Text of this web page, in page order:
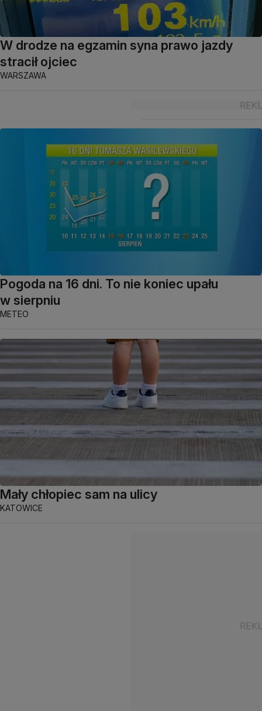
W drodze na egzamin syna prawo jazdy
stracił ojciec
WARSZAWA
Pogoda na 16 dni. To nie koniec upału
w sierpniu
METEO
Mały chłopiec sam na ulicy
KATOWICE